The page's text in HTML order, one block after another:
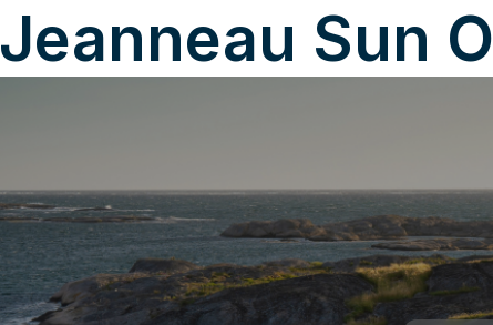
Jeanneau Sun